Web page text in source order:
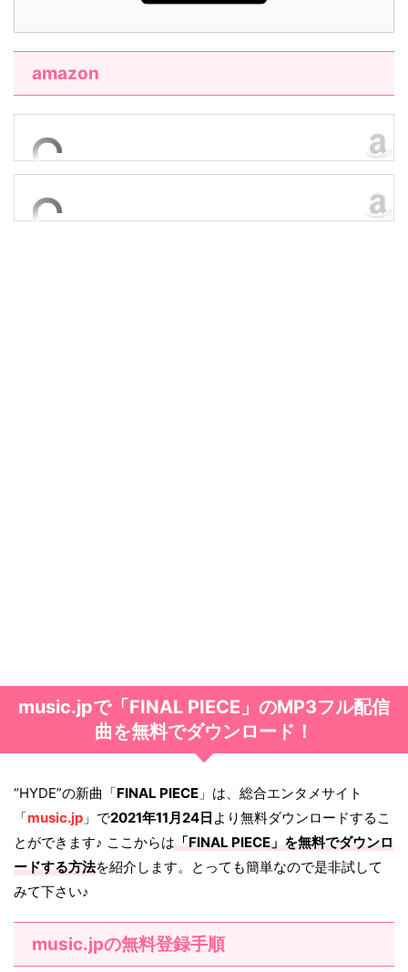
amazon
music.jpで「FINAL PIECE」のMP3フル配信
曲を無料でダウンロード！
“HYDE”の新曲「FINAL PIECE 」は、総合エンタメサイト
「music.jp 」で2021年11月24日 より無料ダウンロードするこ
とができます♪ ここからは「FINAL PIECE」を無料でダウンロ
ードする方法を紹介します。とっても簡単なので是非試して
みて下さい♪
music.jpの無料登録手順